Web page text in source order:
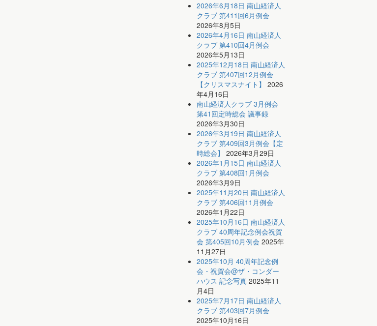
2026年6月18日 南山経済人
クラブ 第411回6月例会
2026年8月5日
2026年4月16日 南山経済人
クラブ 第410回4月例会
2026年5月13日
2025年12月18日 南山経済人
クラブ 第407回12月例会
【クリスマスナイト】 2026
年4月16日
南山経済人クラブ 3月例会
第41回定時総会 議事録
2026年3月30日
2026年3月19日 南山経済人
クラブ 第409回3月例会【定
時総会】 2026年3月29日
2026年1月15日 南山経済人
クラブ 第408回1月例会
2026年3月9日
2025年11月20日 南山経済人
クラブ 第406回11月例会
2026年1月22日
2025年10月16日 南山経済人
クラブ 40周年記念例会祝賀
会 第405回10月例会 2025年
11月27日
2025年10月 40周年記念例
会・祝賀会@ザ・コンダー
ハウス 記念写真 2025年11
月4日
2025年7月17日 南山経済人
クラブ 第403回7月例会
2025年10月16日